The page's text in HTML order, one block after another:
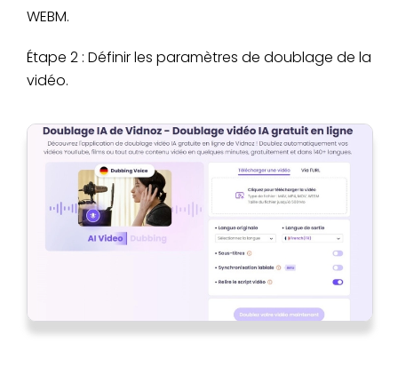
WEBM.
Étape 2 : Définir les paramètres de doublage de la
vidéo.